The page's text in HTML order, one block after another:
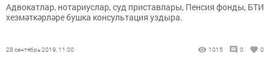
Адвокатлар, нотариуслар, суд приставлары, Пенсия фонды, БТИ
хезмәткәрләре бушка консультация уздыра.
28 сентябрь 2019, 11:00 1015 0 0